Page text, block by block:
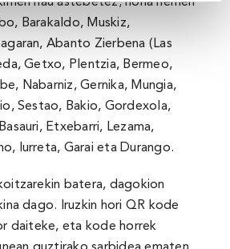
hau astebetez; hona hemen
Barakaldo, Muskiz,
Abanto Zierbena (Las
Getxo, Plentzia, Bermeo,
Nabarniz, Gernika, Mungia,
Sestao, Bakio, Gordexola,
Etxebarri, Lezama,
Iurreta, Garai eta Durango.
batera, dagokion
dago. Iruzkin hori QR kode
daiteke, eta kode horrek